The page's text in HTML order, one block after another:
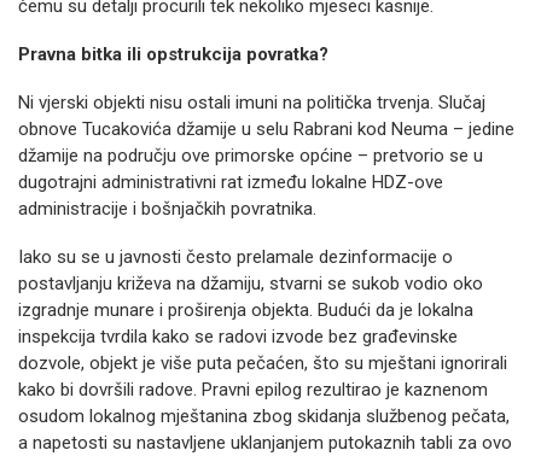
čemu su detalji procurili tek nekoliko mjeseci kasnije.
Pravna bitka ili opstrukcija povratka?
Ni vjerski objekti nisu ostali imuni na politička trvenja. Slučaj
obnove Tucakovića džamije u selu Rabrani kod Neuma – jedine
džamije na području ove primorske općine – pretvorio se u
dugotrajni administrativni rat između lokalne HDZ-ove
administracije i bošnjačkih povratnika.
Iako su se u javnosti često prelamale dezinformacije o
postavljanju križeva na džamiju, stvarni se sukob vodio oko
izgradnje munare i proširenja objekta. Budući da je lokalna
inspekcija tvrdila kako se radovi izvode bez građevinske
dozvole, objekt je više puta pečaćen, što su mještani ignorirali
kako bi dovršili radove. Pravni epilog rezultirao je kaznenom
osudom lokalnog mještanina zbog skidanja službenog pečata,
a napetosti su nastavljene uklanjanjem putokaznih tabli za ovo